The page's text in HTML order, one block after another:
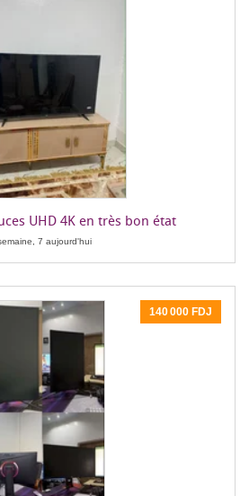
UHD 4K en très bon état
7 aujourd'hui
140 000 FDJ